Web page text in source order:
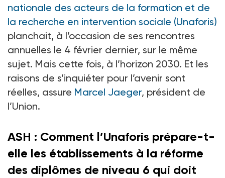
nationale des acteurs de la formation et de
la recherche en intervention sociale (Unaforis)
planchait, à l’occasion de ses rencontres
annuelles le 4 février dernier, sur le même
sujet. Mais cette fois, à l’horizon 2030. Et les
raisons de s’inquiéter pour l’avenir sont
réelles, assure Marcel Jaeger, président de
l’Union.
ASH : Comment l’Unaforis prépare-t-
elle les établissements à la réforme
des diplômes de niveau 6 qui doit